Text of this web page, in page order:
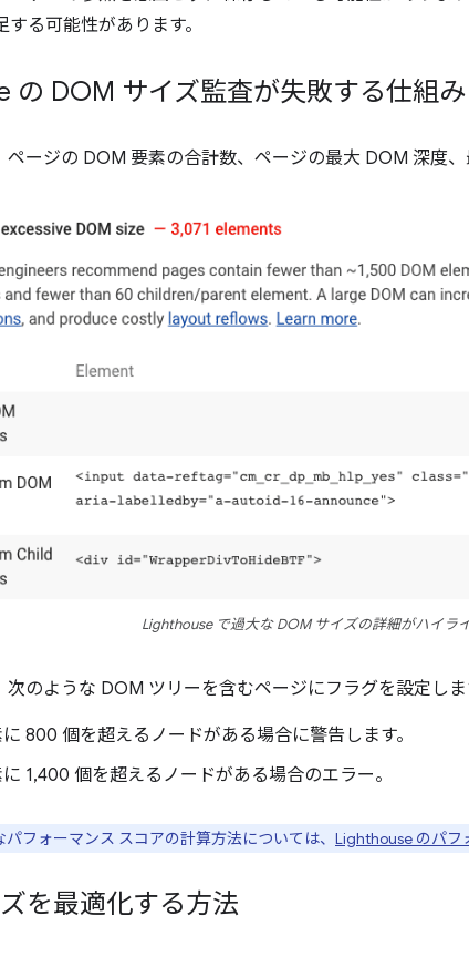
する可能性があります。
の DOM サイズ監査が失敗する仕組み
ページの DOM 要素の合計数、ページの最大 DOM 深度、
Lighthouse で過大な DOM サイズの詳細がハイラ
のような DOM ツリーを含むページにフラグを設定しま
800 個を超えるノードがある場合に警告します。
1,400 個を超えるノードがある場合のエラー。
フォーマンス スコアの計算方法については、 Lighthouse のパフ
を最適化する方法